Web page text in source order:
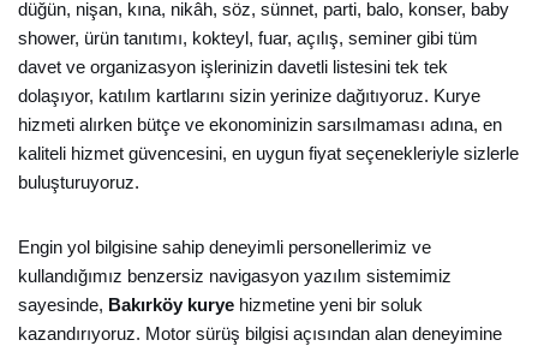
düğün, nişan, kına, nikâh, söz, sünnet, parti, balo, konser, baby
shower, ürün tanıtımı, kokteyl, fuar, açılış, seminer gibi tüm
davet ve organizasyon işlerinizin davetli listesini tek tek
dolaşıyor, katılım kartlarını sizin yerinize dağıtıyoruz. Kurye
hizmeti alırken bütçe ve ekonominizin sarsılmaması adına, en
kaliteli hizmet güvencesini, en uygun fiyat seçenekleriyle sizlerle
buluşturuyoruz.
Engin yol bilgisine sahip deneyimli personellerimiz ve
kullandığımız benzersiz navigasyon yazılım sistemimiz
sayesinde, Bakırköy kurye hizmetine yeni bir soluk
kazandırıyoruz. Motor sürüş bilgisi açısından alan deneyimine